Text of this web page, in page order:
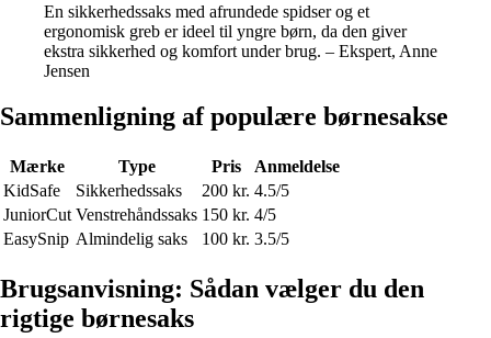
En sikkerhedssaks med afrundede spidser og et
ergonomisk greb er ideel til yngre børn, da den giver
ekstra sikkerhed og komfort under brug. – Ekspert, Anne
Jensen
Sammenligning af populære børnesakse
Mærke Type Pris
Anmeldelse
KidSafe
Sikkerhedssaks 200 kr. 4.5/5
JuniorCut Venstrehåndssaks 150 kr. 4/5
EasySnip Almindelig saks 100 kr. 3.5/5
Brugsanvisning: Sådan vælger du den
rigtige børnesaks